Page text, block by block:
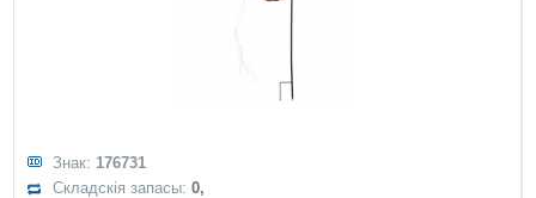
Знак: 176731
Складскія запасы:0,